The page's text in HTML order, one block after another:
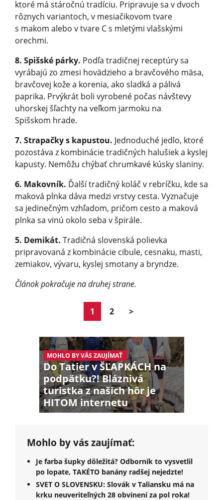
ktoré má stáročnú tradíciu. Pripravuje sa v dvoch
rôznych variantoch, v mesiačikovom tvare
s makom alebo v tvare C s mletými vlašskými
orechmi.
8. Spišské párky. Podľa tradičnej receptúry sa
vyrábajú zo zmesi hovädzieho a bravčového mäsa,
bravčovej kože a korenia, ako sladká a pálivá
paprika. Prvýkrát boli vyrobené počas návštevy
uhorskej šľachty na veľkom jarmoku na
Spišskom hrade.
7. Strapačky s kapustou. Jednoduché jedlo, ktoré
pozostáva z kombinácie tradičných ha­lušiek a kyslej
kapusty. Nemôžu chýbať chrumkavé kúsky slaniny.
6. Makovník. Ďalší tradičný koláč v rebríčku, kde sa
maková plnka dáva medzi vrstvy cesta. Vyznačuje
sa jedinečným vzhľadom, pričom cesto a maková
plnka sa vinú okolo seba v špirále.
5. Demikát. Tradičná slovenská polievka
pripravovaná z kombinácie cibule, cesnaku, masti,
zemiakov, vývaru, kyslej smotany a bryndze.
Článok pokračuje na druhej strane.
1 2 >
MOHLO BY VÁS ZAUJÍMAŤ
Do Tatier v ŠĽAPKÁCH na
podpätku?! Bláznivá
turistka z našich hôr je
HITOM internetu
Mohlo by vás zaujímať:
Je farba šupky dôležitá? Odborník to vysvetlil
po lopate, TAKÉTO banány radšej nejedzte!
SVET O SLOVENSKU: Slovák v Taliansku má na
krku neuveriteľných 28 obvinení za pol roka!